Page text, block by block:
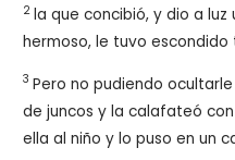
2la que concibió, y dio a luz
hermoso, le tuvo escondido
3Pero no pudiendo
de juncos y la calafateó
ella al niño y lo puso en un